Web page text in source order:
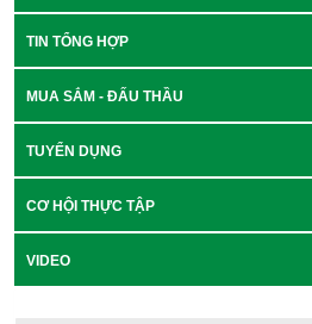
TIN TỔNG HỢP
MUA SẮM - ĐẤU THẦU
TUYỂN DỤNG
CƠ HỘI THỰC TẬP
VIDEO